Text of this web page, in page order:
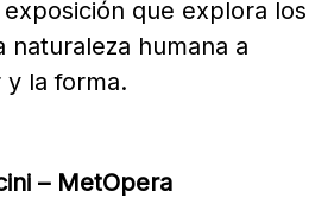
exposición que explora los
naturaleza humana a
la forma.
– MetOpera